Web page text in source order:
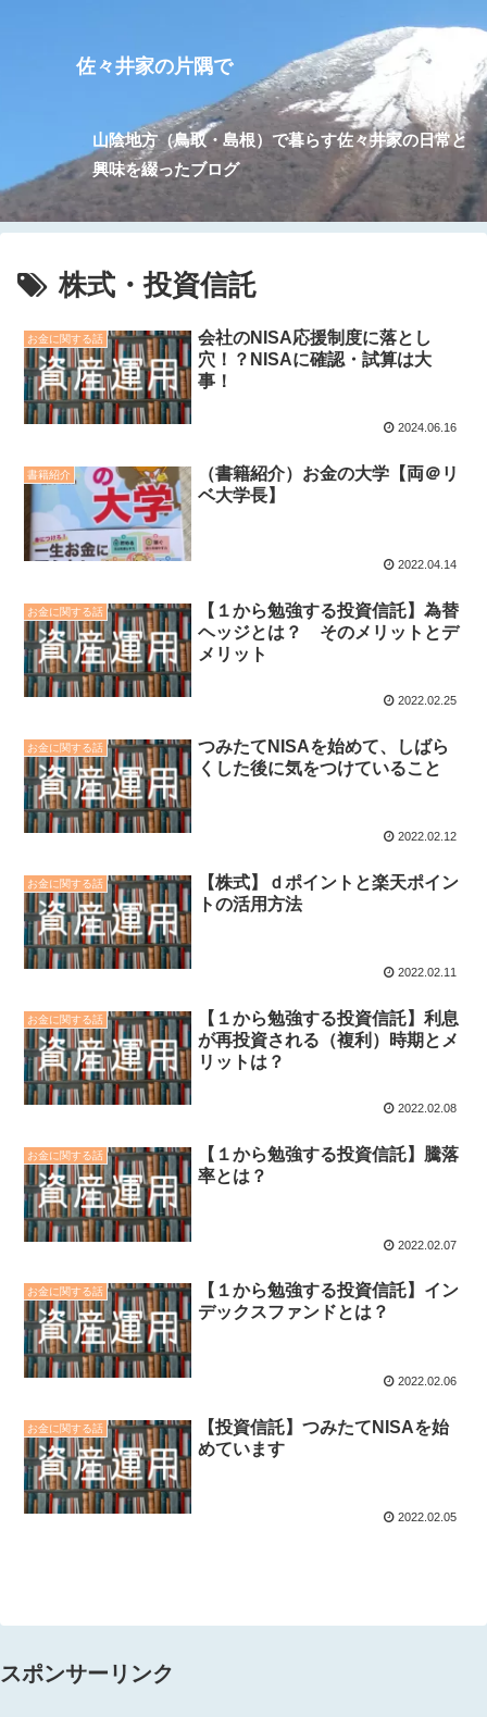
佐々井家の片隅で
山陰地方（鳥取・島根）で暮らす佐々井家の日常と
興味を綴ったブログ
株式・投資信託
お金に関する話
会社のNISA応援制度に落とし
穴！？NISAに確認・試算は大
事！
2024.06.16
書籍紹介
（書籍紹介）お金の大学【両＠リ
ベ大学長】
2022.04.14
お金に関する話
【１から勉強する投資信託】為替
ヘッジとは？ そのメリットとデ
メリット
2022.02.25
お金に関する話
つみたてNISAを始めて、しばら
くした後に気をつけていること
2022.02.12
お金に関する話
【株式】ｄポイントと楽天ポイン
トの活用方法
2022.02.11
お金に関する話
【１から勉強する投資信託】利息
が再投資される（複利）時期とメ
リットは？
2022.02.08
お金に関する話
【１から勉強する投資信託】騰落
率とは？
2022.02.07
お金に関する話
【１から勉強する投資信託】イン
デックスファンドとは？
2022.02.06
お金に関する話
【投資信託】つみたてNISAを始
めています
2022.02.05
スポンサーリンク